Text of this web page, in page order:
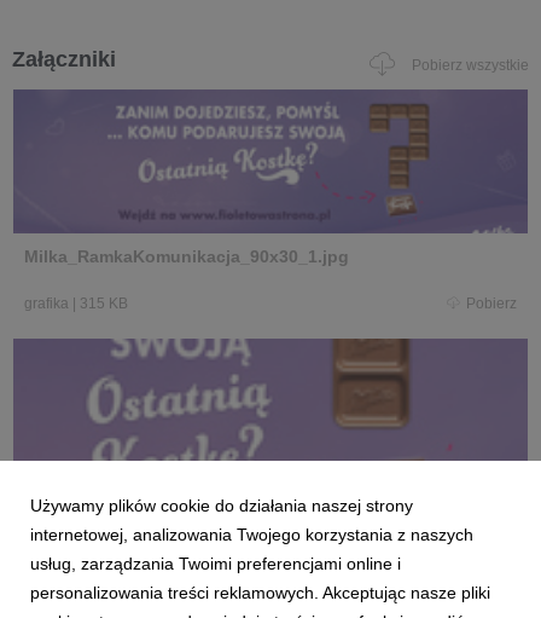
Załączniki Pobierz wszystkie
Milka_RamkaKomunikacja_90x30_1.jpg
grafika 315 KB Pobierz
Milka_CLP_118x175_02.jpg
Używamy plików cookie do działania naszej strony
internetowej, analizowania Twojego korzystania z naszych
usług, zarządzania Twoimi preferencjami online i
personalizowania treści reklamowych. Akceptując nasze pliki